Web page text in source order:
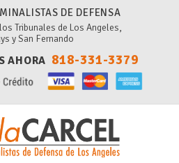
DE DEFENSA
Tribunales de Los Angeles,
y San Fernando
AHORA 818-331-3379